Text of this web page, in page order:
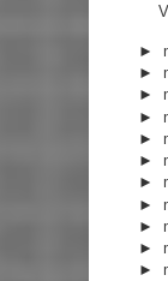
►
►
►
►
►
►
►
►
►
►
►